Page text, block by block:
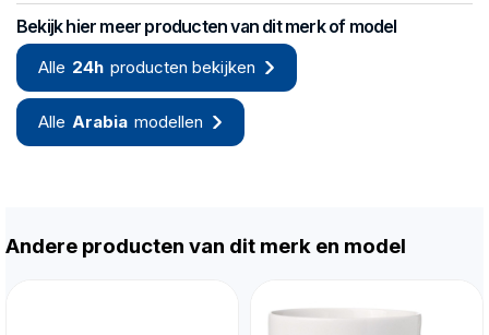
Bekijk hier meer producten van dit merk of model
Alle 24h producten bekijken
Alle Arabia modellen
Andere producten van dit merk en model